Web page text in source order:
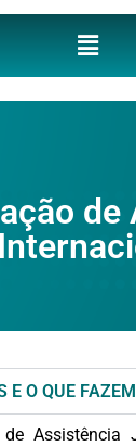
de
E O QUE
Assistência